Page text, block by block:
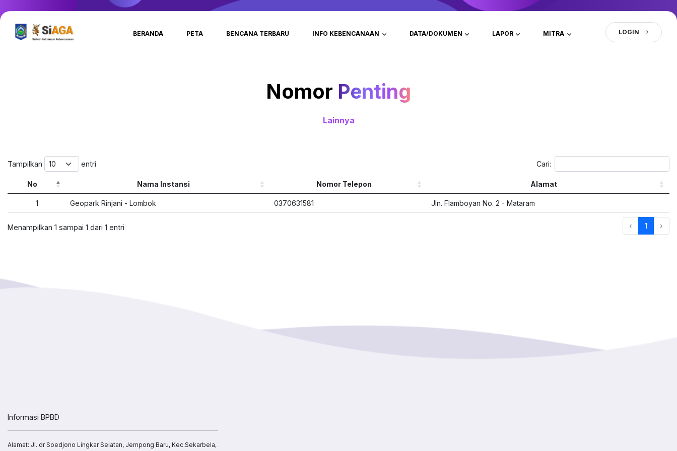
BERANDA PETA BENCANA TERBARU INFO KEBENCANAAN DATA/DOKUMEN LAPOR MITRA LOGIN
Nomor Penting
Lainnya
Tampilkan entri Cari:
No Nama Instansi Nomor Telepon Alamat
1 Geopark Rinjani - Lombok 0370631581 Jln. Flamboyan No. 2 - Mataram
Menampilkan 1 sampai 1 dari 1 entri ‹ 1 ›
Informasi BPBD
Alamat: Jl. dr Soedjono Lingkar Selatan, Jempong Baru, Kec.Sekarbela,